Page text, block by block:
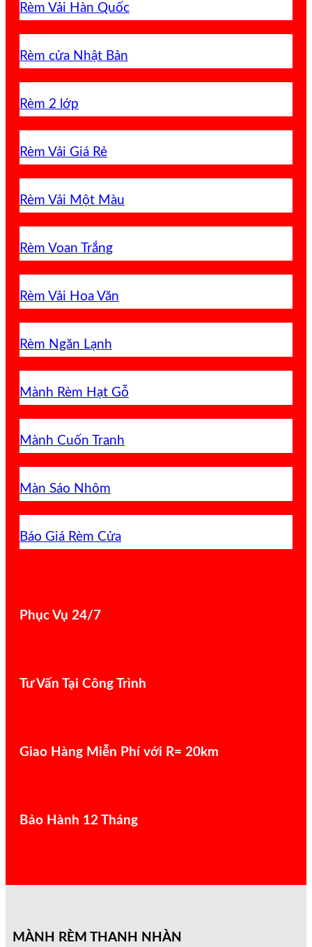
Rèm Vải Hàn Quốc
Rèm cửa Nhật Bản
Rèm 2 lớp
Rèm Vải Giá Rẻ
Rèm Vải Một Màu
Rèm Voan Trắng
Rèm Vải Hoa Văn
Rèm Ngăn Lạnh
Mành Rèm Hạt Gỗ
Mành Cuốn Tranh
Màn Sáo Nhôm
Báo Giá Rèm Cửa
Phục Vụ 24/7
Tư Vấn Tại Công Trình
Giao Hàng Miễn Phí với R= 20km
Bảo Hành 12 Tháng
MÀNH RÈM THANH NHÀN